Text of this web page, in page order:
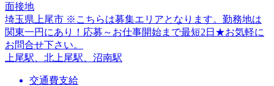
面接地
埼玉県上尾市 ※こちらは募集エリアとなります。勤務地は
関東一円にあり！応募～お仕事開始まで最短2日★お気軽に
お問合せ下さい。
上尾駅、北上尾駅、沼南駅
交通費支給